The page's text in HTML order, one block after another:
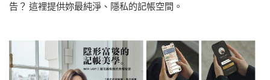
告？ 這裡提供妳最純淨、隱私的記帳空間。